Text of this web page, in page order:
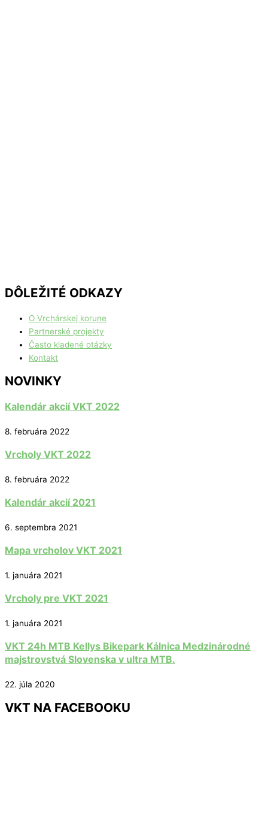
DÔLEŽITÉ ODKAZY
O Vrchárskej korune
Partnerské projekty
Často kladené otázky
Kontakt
NOVINKY
Kalendár akcií VKT 2022
8. februára 2022
Vrcholy VKT 2022
8. februára 2022
Kalendár akcií 2021
6. septembra 2021
Mapa vrcholov VKT 2021
1. januára 2021
Vrcholy pre VKT 2021
1. januára 2021
VKT 24h MTB Kellys Bikepark Kálnica Medzinárodné
majstrovstvá Slovenska v ultra MTB.
22. júla 2020
VKT NA FACEBOOKU